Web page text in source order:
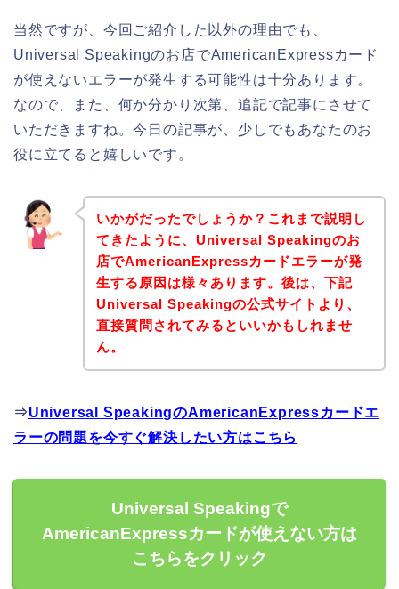
当然ですが、今回ご紹介した以外の理由でも、
Universal Speakingのお店でAmericanExpressカード
が使えないエラーが発生する可能性は十分あります。
なので、また、何か分かり次第、追記で記事にさせて
いただきますね。今日の記事が、少しでもあなたのお
役に立てると嬉しいです。
いかがだったでしょうか？これまで説明し
てきたように、Universal Speakingのお
店でAmericanExpressカードエラーが発
生する原因は様々あります。後は、下記
Universal Speakingの公式サイトより、
直接質問されてみるといいかもしれませ
ん。
⇒Universal SpeakingのAmericanExpressカードエ
ラーの問題を今すぐ解決したい方はこちら
Universal Speakingで
AmericanExpressカードが使えない方は
こちらをクリック